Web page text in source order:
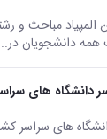
المپیاد
دانشجویان
دانشگاه های
های سراسر